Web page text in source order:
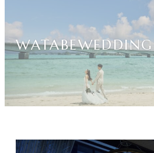
WATABEWEDDING